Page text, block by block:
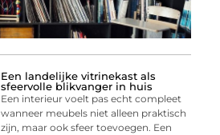
Een landelijke vitrinekast als
sfeervolle blikvanger in huis
Een interieur voelt pas echt compleet
wanneer meubels niet alleen praktisch
zijn, maar ook sfeer toevoegen. Een